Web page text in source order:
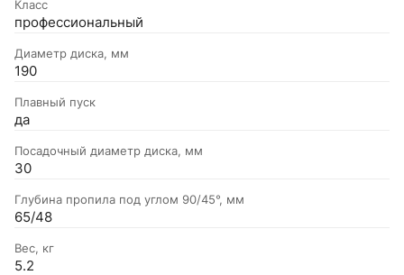
Класс
профессиональный
Диаметр диска, мм
190
Плавный пуск
да
Посадочный диаметр диска, мм
30
Глубина пропила под углом 90/45°, мм
65/48
Вес, кг
5.2